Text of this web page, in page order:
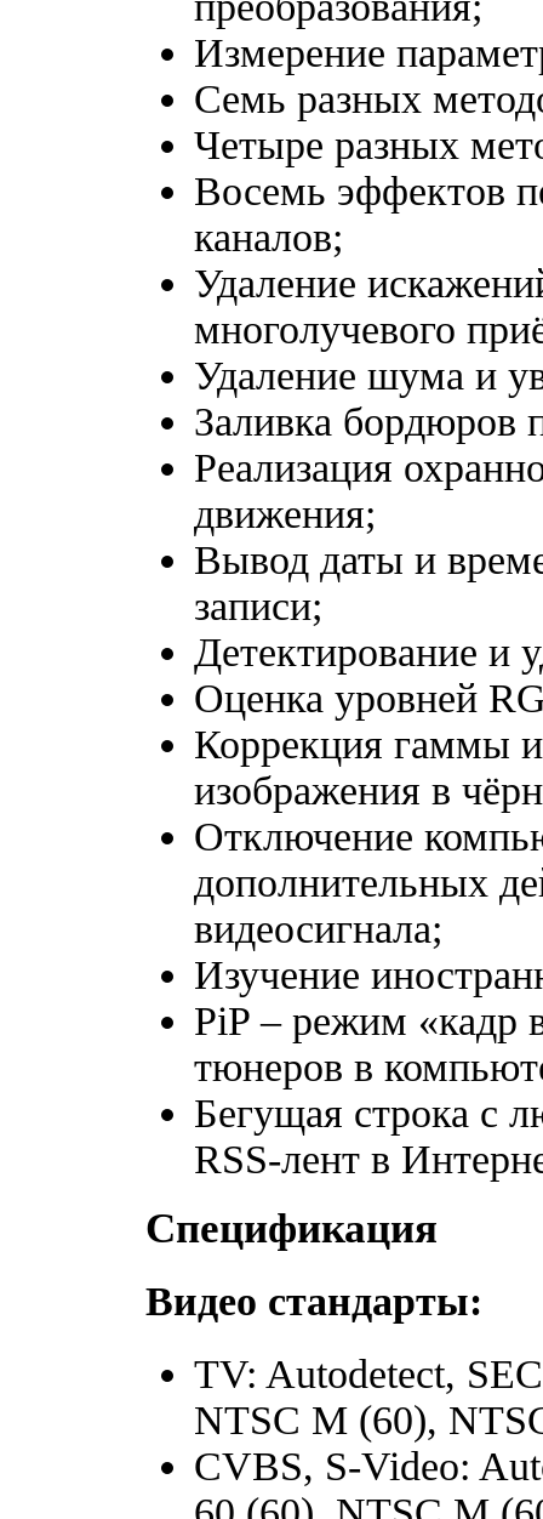
Измерение
Семь разных
Четыре разных
Восемь эффектов
каналов;
Удаление
многолучевого
Удаление шума и
Заливка бордюров
Реализация
движения;
Вывод даты и
записи;
Детектирование и
Оценка уровней
Коррекция гаммы и
изображения в
Отключение
дополнительных
видеосигнала;
Изучение
PiP – режим «кадр
тюнеров в
Бегущая строка с
RSS-лент в
Спецификация
Видео стандарты:
TV: Autodetect,
NTSC M (60),
CVBS, S-Video: